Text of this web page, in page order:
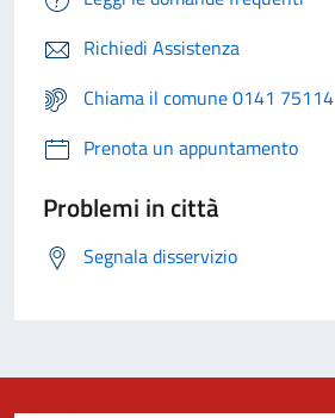
Richiedi Assistenza
Chiama il comune 0141 75114
Prenota un appuntamento
Problemi in città
Segnala disservizio